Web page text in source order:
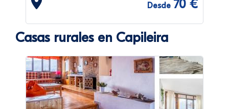
Desde 70 €
Casas rurales en Capileira